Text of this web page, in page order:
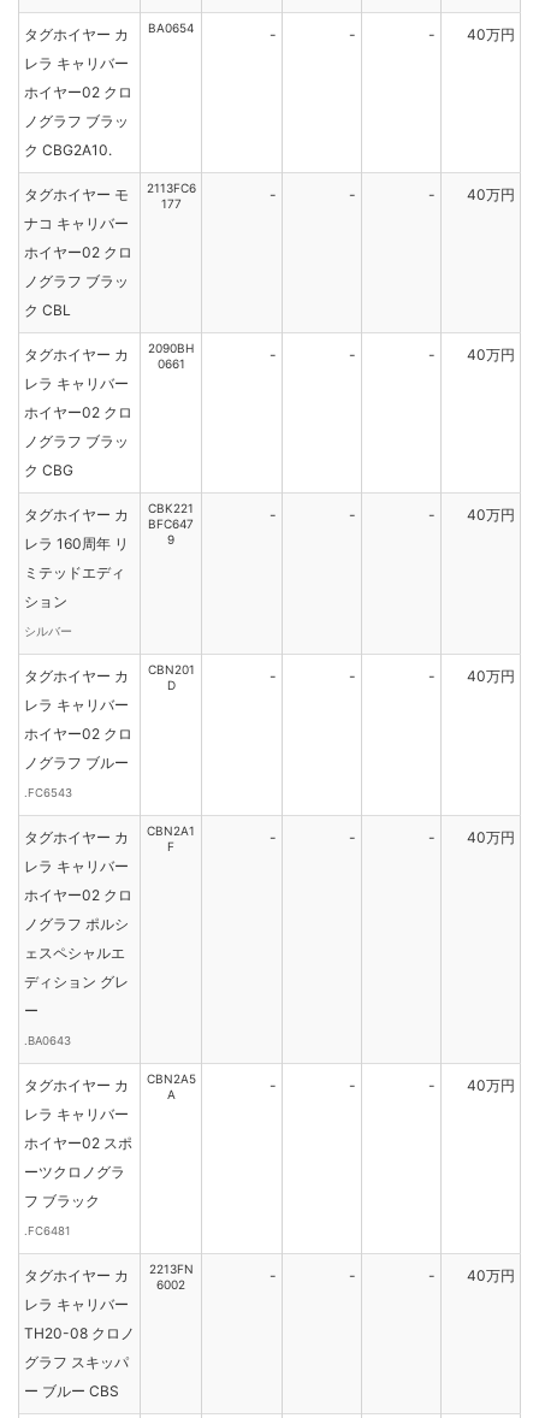
タグホイヤー カ
レラ キャリバー
ホイヤー02 クロ
ノグラフ ブラッ
ク CBG2A10.
BA0654 - - - 40万円
タグホイヤー モ
ナコ キャリバー
ホイヤー02 クロ
ノグラフ ブラッ
ク CBL
2113FC6
177
- - - 40万円
タグホイヤー カ
レラ キャリバー
ホイヤー02 クロ
ノグラフ ブラッ
ク CBG
2090BH
0661
- - - 40万円
タグホイヤー カ
レラ 160周年 リ
ミテッドエディ
ション
シルバー
CBK221
BFC647
9
- - - 40万円
タグホイヤー カ
レラ キャリバー
ホイヤー02 クロ
ノグラフ ブルー
.FC6543
CBN201
D
- - - 40万円
タグホイヤー カ
レラ キャリバー
ホイヤー02 クロ
ノグラフ ポルシ
ェスペシャルエ
ディション グレ
ー
.BA0643
CBN2A1
F
- - - 40万円
タグホイヤー カ
レラ キャリバー
ホイヤー02 スポ
ーツクロノグラ
フ ブラック
.FC6481
CBN2A5
A
- - - 40万円
タグホイヤー カ
レラ キャリバー
TH20-08 クロノ
グラフ スキッパ
ー ブルー CBS
2213FN
6002
- - - 40万円